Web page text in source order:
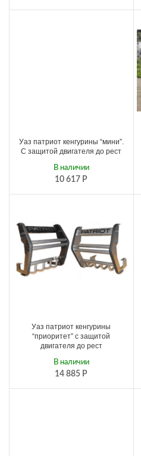
Уаз патриот кенгурины “мини”.
С защитой двигателя до рест
10 617 Р
В наличии
Уаз патриот кенгурины
“приоритет” с защитой
двигателя до рест
14 885 Р
В наличии